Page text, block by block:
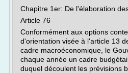
Chapitre 1er: De l'élaboration
Article 76
Conformément aux options
d'orientation visée à l'article 13
cadre macroéconomique, le
chaque année un cadre
duquel découlent les prévisions